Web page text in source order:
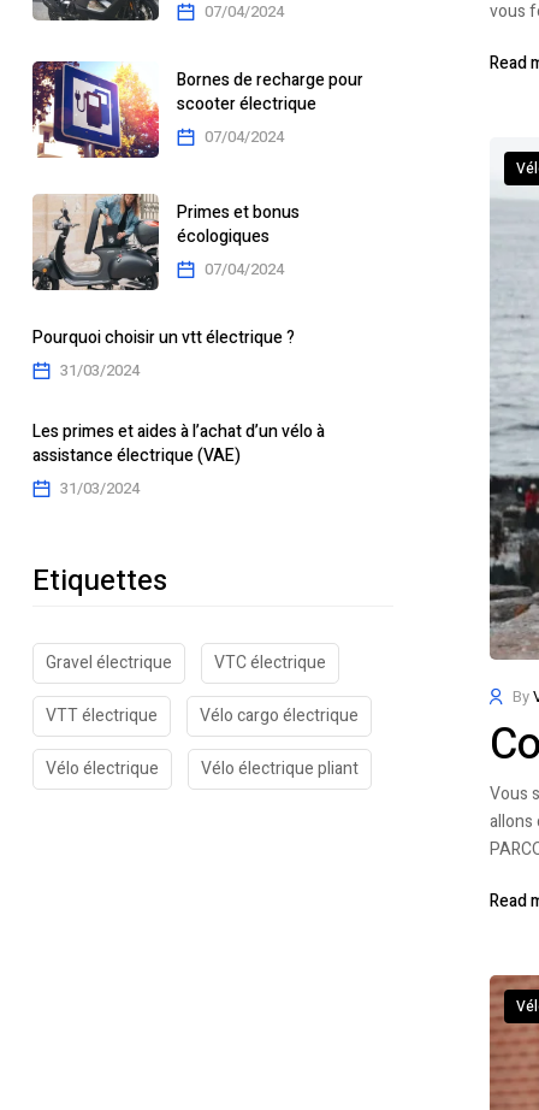
vous
Read
By
Vous
allons
Read
07/04/2024
Bornes de recharge pour
scooter électrique
07/04/2024
Primes et bonus
écologiques
07/04/2024
Pourquoi choisir un vtt électrique ?
31/03/2024
Les primes et aides à l’achat d’un vélo à
assistance électrique (VAE)
31/03/2024
Etiquettes
Gravel électrique VTC électrique
VTT électrique Vélo cargo électrique
Vélo électrique Vélo électrique pliant